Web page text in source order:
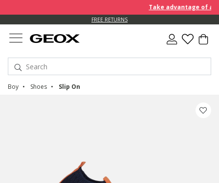
Take advantage of an
FREE RETURNS
Boy Shoes Slip On